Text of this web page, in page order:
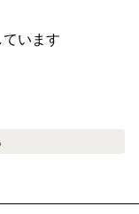
います